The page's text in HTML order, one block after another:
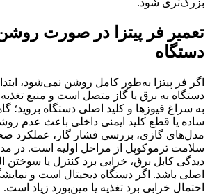
تعمیر فر پیتزا در صورت
دستگاه
اگر فر پیتزا به‌طور کامل روشن نمی‌شود،
دستگاه به برق یا گاز متصل است و منبع
به سراغ فیوزها و کلید اصلی دستگاه بروید؛
ساده یا قطع کلید ایمنی داخلی باعث عدم
مدل‌های گازی، بررسی فشار گاز، عملکرد
سلامت ترموکوپل از مراحل اولیه است. در
دیدگی کابل برق، خرابی برد کنترل یا سوختن
اصلی باشد. اگر دستگاه دیجیتال است و
احتمال خرابی برد تغذیه یا مین‌بورد زیاد است.